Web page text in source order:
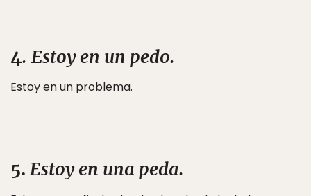
4. Estoy en un pedo.
Estoy en un problema.
5.Estoy en una peda.